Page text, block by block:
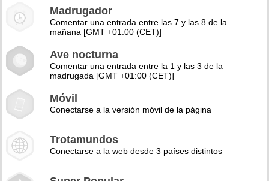
Madrugador
Comentar una entrada entre las 7 y las 8 de la
mañana [GMT +01:00 (CET)]
Ave nocturna
Comentar una entrada entre la 1 y las 3 de la
madrugada [GMT +01:00 (CET)]
Móvil
Conectarse a la versión móvil de la página
Trotamundos
Conectarse a la web desde 3 países distintos